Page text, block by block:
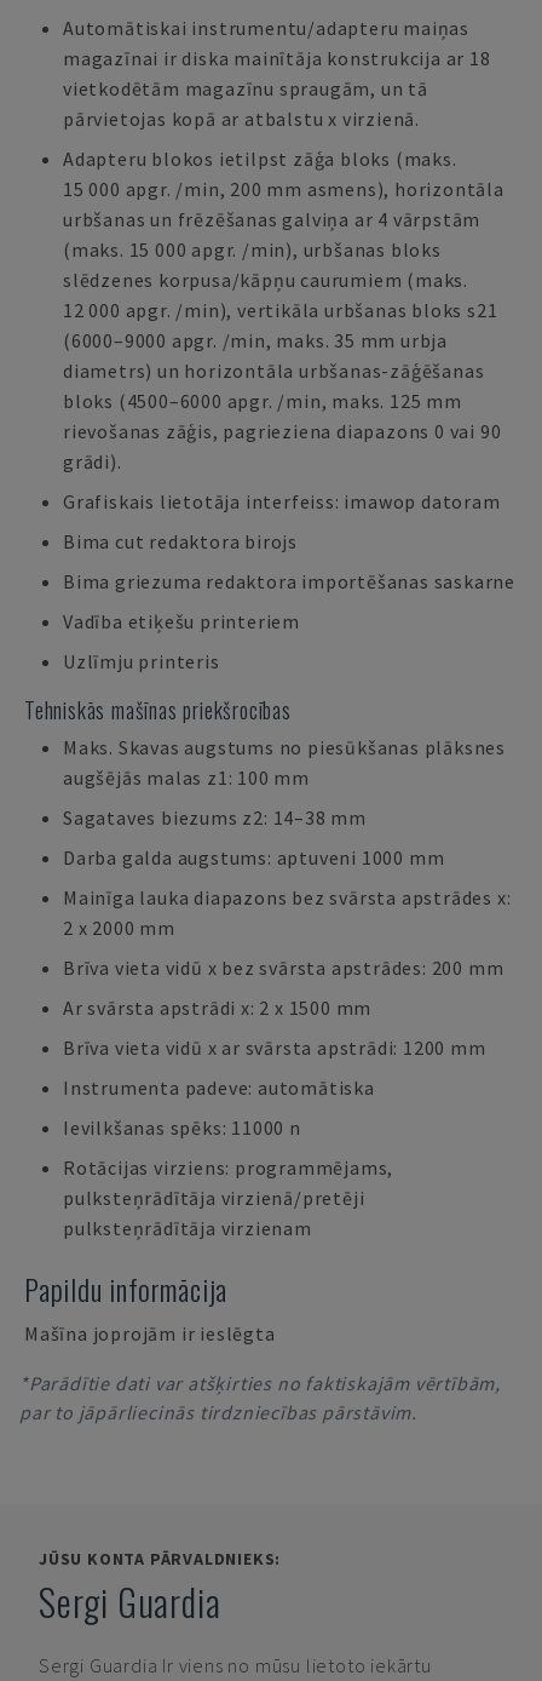
Automātiskai instrumentu/adapteru maiņas
magazīnai ir diska mainītāja konstrukcija ar 18
vietkodētām magazīnu spraugām, un tā
pārvietojas kopā ar atbalstu x virzienā.
Adapteru blokos ietilpst zāģa bloks (maks.
15 000 apgr. /min, 200 mm asmens), horizontāla
urbšanas un frēzēšanas galviņa ar 4 vārpstām
(maks. 15 000 apgr. /min), urbšanas bloks
slēdzenes korpusa/kāpņu caurumiem (maks.
12 000 apgr. /min), vertikāla urbšanas bloks s21
(6000–9000 apgr. /min, maks. 35 mm urbja
diametrs) un horizontāla urbšanas-zāģēšanas
bloks (4500–6000 apgr. /min, maks. 125 mm
rievošanas zāģis, pagrieziena diapazons 0 vai 90
grādi).
Grafiskais lietotāja interfeiss: imawop datoram
Bima cut redaktora birojs
Bima griezuma redaktora importēšanas saskarne
Vadība etiķešu printeriem
Uzlīmju printeris
Tehniskās mašīnas priekšrocības
Maks. Skavas augstums no piesūkšanas plāksnes
augšējās malas z1: 100 mm
Sagataves biezums z2: 14–38 mm
Darba galda augstums: aptuveni 1000 mm
Mainīga lauka diapazons bez svārsta apstrādes x:
2 x 2000 mm
Brīva vieta vidū x bez svārsta apstrādes: 200 mm
Ar svārsta apstrādi x: 2 x 1500 mm
Brīva vieta vidū x ar svārsta apstrādi: 1200 mm
Instrumenta padeve: automātiska
Ievilkšanas spēks: 11000 n
Rotācijas virziens: programmējams,
pulksteņrādītāja virzienā/pretēji
pulksteņrādītāja virzienam
Papildu informācija
Mašīna joprojām ir ieslēgta
*Parādītie dati var atšķirties no faktiskajām vērtībām,
par to jāpārliecinās tirdzniecības pārstāvim.
JŪSU KONTA PĀRVALDNIEKS:
Sergi Guardia
Sergi Guardia Ir viens no mūsu lietoto iekārtu